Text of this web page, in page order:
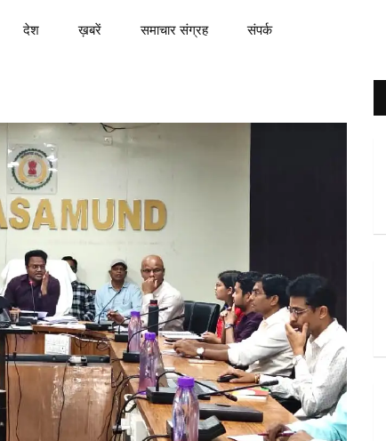
देश ख़बरें समाचार संग्रह संपर्क